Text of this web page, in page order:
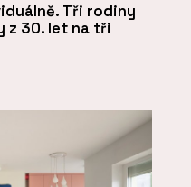
Tři rodiny
z 30. let na tři